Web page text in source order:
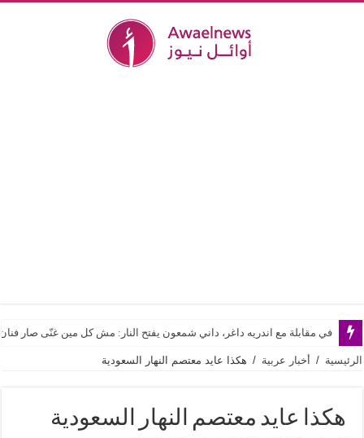
في مقابلة مع اندريه داغر، داني شمعون يفتح النار: مش كل مين غنّى صار
الرئيسية / أخبار عربية / هكذا عايد معتصم النهار السعودية
هكذا عايد معتصم النهار السعودية